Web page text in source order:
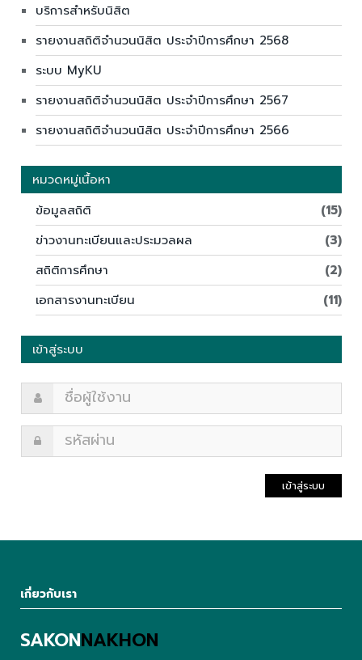
บริการสำหรับนิสิต
รายงานสถิติจำนวนนิสิต ประจำปีการศึกษา 2568
ระบบ MyKU
รายงานสถิติจำนวนนิสิต ประจำปีการศึกษา 2567
รายงานสถิติจำนวนนิสิต ประจำปีการศึกษา 2566
หมวดหมู่เนื้อหา
ข้อมูลสถิติ
(15)
ข่าวงานทะเบียนและประมวลผล
(3)
สถิติการศึกษา
(2)
เอกสารงานทะเบียน
(11)
เข้าสู่ระบบ
เข้าสู่ระบบ
เกี่ยวกับเรา
SAKONNAKHON